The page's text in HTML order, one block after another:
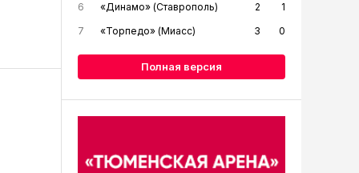
6
«Динамо» (Ставрополь) 2
1
7
«Торпедо» (Миасс) 3 0
Полная версия